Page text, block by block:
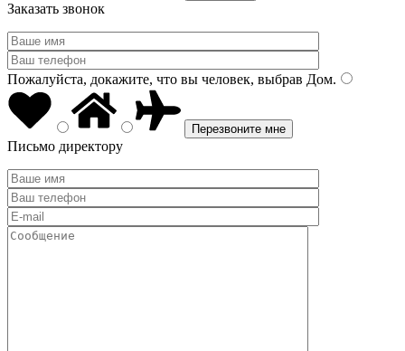
Заказать звонок
Пожалуйста, докажите, что вы человек, выбрав Дом.
Письмо директору